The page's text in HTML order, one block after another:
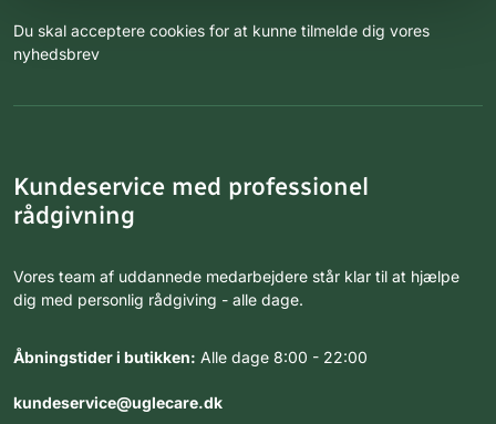
Du skal acceptere cookies for at kunne tilmelde dig vores
nyhedsbrev
Kundeservice med professionel
rådgivning
Vores team af uddannede medarbejdere står klar til at hjælpe
dig med personlig rådgiving - alle dage.
Åbningstider i butikken: Alle dage 8:00 - 22:00
kundeservice@uglecare.dk